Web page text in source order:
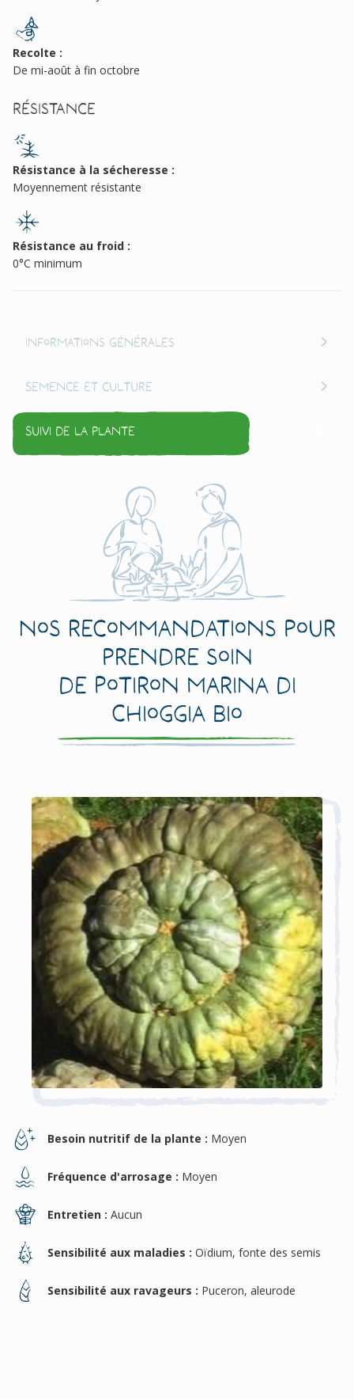
Recolte :
De mi-août à fin octobre
Résistance
Résistance à la sécheresse :
Moyennement résistante
Résistance au froid :
0°C minimum
Informations générales
Semence et culture
Suivi de la plante
Nos recommandations pour
prendre soin
de Potiron Marina di
Chioggia Bio
Besoin nutritif de la plante : Moyen
Fréquence d'arrosage : Moyen
Entretien : Aucun
Sensibilité aux maladies : Oïdium, fonte des semis
Sensibilité aux ravageurs : Puceron, aleurode